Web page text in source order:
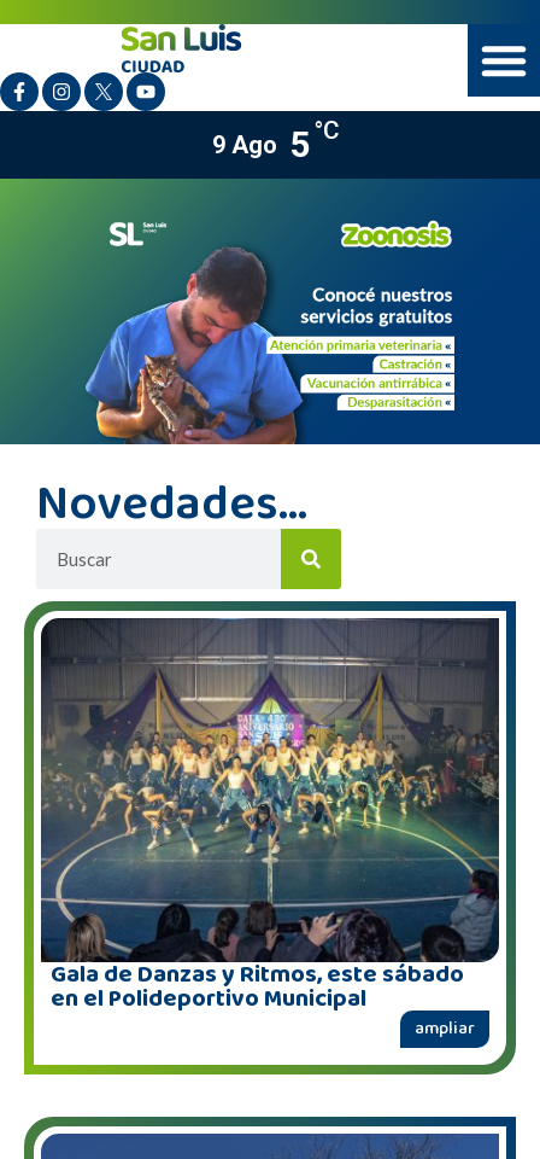
9 Ago 5°C
Novedades...
Gala de Danzas y Ritmos, este sábado
en el Polideportivo Municipal
ampliar